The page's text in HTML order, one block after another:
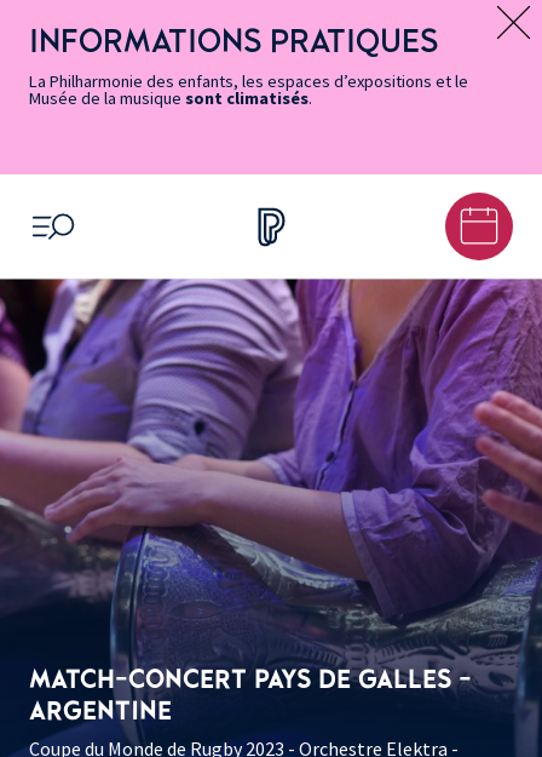
page
Accessibilité
accès
rapides
principal
contenu
principal
page
Message d’information
INFORMATIONS PRATIQUES
La Philharmonie des enfants, les espaces d’expositions et le
Musée de la musique sont climatisés.
OUVRIR LE MENU
MATCH-CONCERT PAYS DE GALLES -
ARGENTINE
Coupe du Monde de Rugby 2023 - Orchestre Elektra -